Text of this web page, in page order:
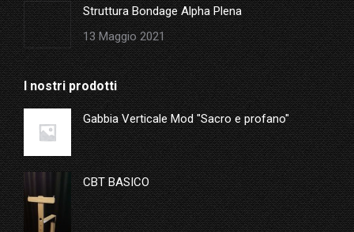
Struttura Bondage Alpha Plena
13 Maggio 2021
I nostri prodotti
Gabbia Verticale Mod "Sacro e profano"
CBT BASICO